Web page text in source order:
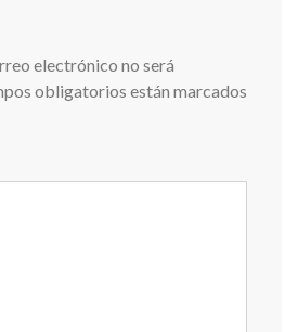
electrónico no será
obligatorios están marcados